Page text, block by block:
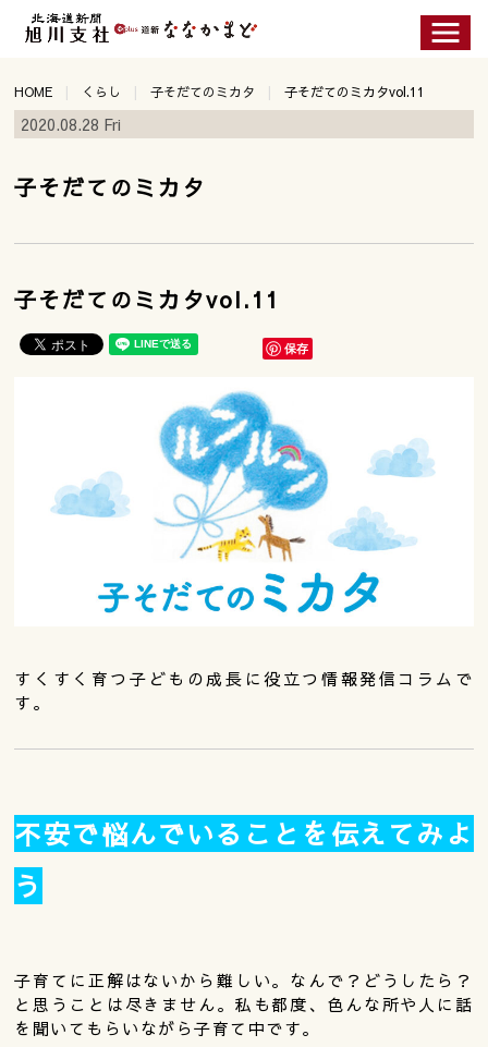
HOME くらし 子そだてのミカタ 子そだてのミカタvol.11
2020.08.28 Fri
子そだてのミカタ
子そだてのミカタvol.11
保存
すくすく育つ子どもの成長に役立つ情報発信コラムで
す。
不安で悩んでいることを伝えてみよ
う
子育てに正解はないから難しい。なんで？どうしたら？
と思うことは尽きません。私も都度、色んな所や人に話
を聞いてもらいながら子育て中です。